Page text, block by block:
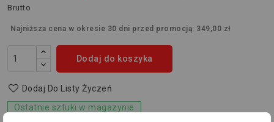
Brutto
Najniższa cena w okresie 30 dni przed promocją: 349,00 zł
Dodaj do koszyka
Dodaj Do Listy Życzeń
Ostatnie sztuki w magazynie